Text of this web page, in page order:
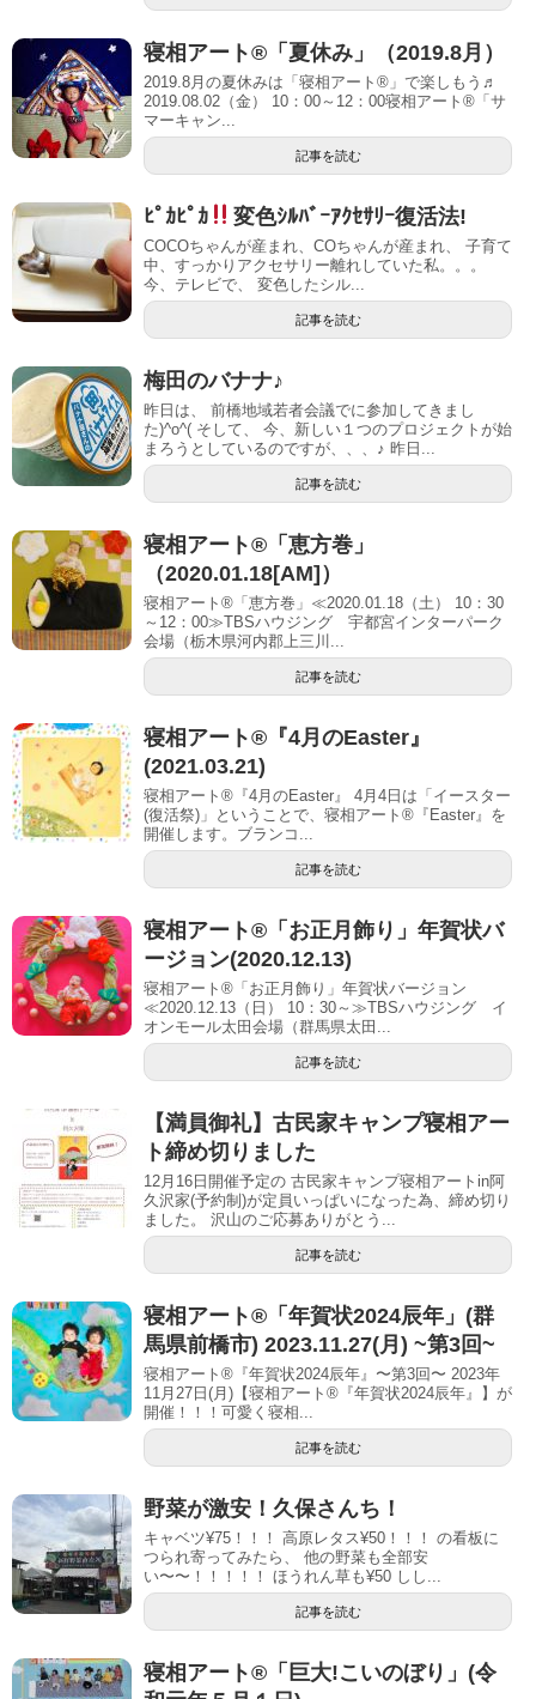
寝相アート®「夏休み」（2019.8月）
2019.8月の夏休みは「寝相アート®」で楽しもう♬
2019.08.02（金） 10：00～12：00寝相アート®「サ
マーキャン...
記事を読む
ﾋﾟｶﾋﾟｶ 変色ｼﾙﾊﾞｰｱｸｾｻﾘｰ復活法!
COCOちゃんが産まれ、COちゃんが産まれ、 子育て
中、すっかりアクセサリー離れしていた私。。。
今、テレビで、 変色したシル...
記事を読む
梅田のバナナ♪
昨日は、 前橋地域若者会議でに参加してきまし
た)^o^( そして、 今、新しい１つのプロジェクトが始
まろうとしているのですが、、、♪ 昨日...
記事を読む
寝相アート®「恵方巻」
（2020.01.18[AM]）
寝相アート®「恵方巻」≪2020.01.18（土） 10：30
～12：00≫TBSハウジング 宇都宮インターパーク
会場（栃木県河内郡上三川...
記事を読む
寝相アート®『4月のEaster』
(2021.03.21)
寝相アート®『4月のEaster』 4月4日は「イースター
(復活祭)」ということで、寝相アート®︎『Easter』を
開催します。ブランコ...
記事を読む
寝相アート®「お正月飾り」年賀状バ
ージョン(2020.12.13)
寝相アート®「お正月飾り」年賀状バージョン
≪2020.12.13（日） 10：30～≫TBSハウジング イ
オンモール太田会場（群馬県太田...
記事を読む
【満員御礼】古民家キャンプ寝相アー
ト締め切りました
12月16日開催予定の 古民家キャンプ寝相アートin阿
久沢家(予約制)が定員いっぱいになった為、締め切り
ました。 沢山のご応募ありがとう...
記事を読む
寝相アート®︎「年賀状2024辰年」(群
馬県前橋市) 2023.11.27(月) ~第3回~
寝相アート®『年賀状2024辰年』〜第3回〜 2023年
11月27日(月)【寝相アート®︎『年賀状2024辰年』】が
開催！！！可愛く寝相...
記事を読む
野菜が激安！久保さんち！
キャベツ¥75！！！ 高原レタス¥50！！！ の看板に
つられ寄ってみたら、 他の野菜も全部安
い〜〜！！！！！ ほうれん草も¥50 しし...
記事を読む
寝相アート®「巨大!こいのぼり」(令